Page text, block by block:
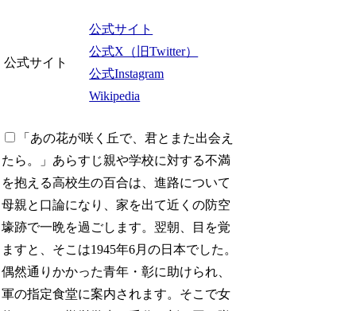
公式サイト
公式サイト
公式X（旧Twitter）
公式Instagram
Wikipedia
「あの花が咲く丘で、君とまた出会え
たら。」あらすじ親や学校に対する不満
を抱える高校生の百合は、進路について
母親と口論になり、家を出て近くの防空
壕跡で一晩を過ごします。翌朝、目を覚
ますと、そこは1945年6月の日本でした。
偶然通りかかった青年・彰に助けられ、
軍の指定食堂に案内されます。そこで女